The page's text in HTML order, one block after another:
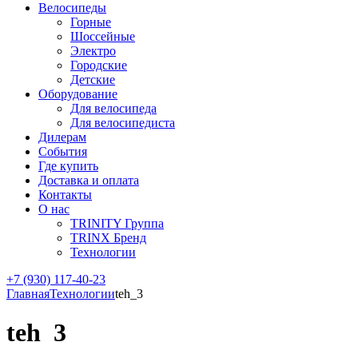
Велосипеды
Горные
Шоссейные
Электро
Городские
Детские
Оборудование
Для велосипеда
Для велосипедиста
Дилерам
События
Где купить
Доставка и оплата
Контакты
О нас
TRINITY Группа
TRINX Бренд
Технологии
+7 (930) 117-40-23
ГлавнаяТехнологииteh_3
teh_3